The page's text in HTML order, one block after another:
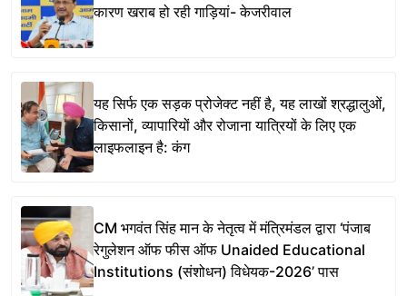
कारण खराब हो रही गाड़ियां- केजरीवाल
यह सिर्फ एक सड़क प्रोजेक्ट नहीं है, यह लाखों श्रद्धालुओं,
किसानों, व्यापारियों और रोजाना यात्रियों के लिए एक
लाइफलाइन है: कंग
CM भगवंत सिंह मान के नेतृत्व में मंत्रिमंडल द्वारा ‘पंजाब
रेगुलेशन ऑफ फीस ऑफ Unaided Educational
Institutions (संशोधन) विधेयक-2026’ पास